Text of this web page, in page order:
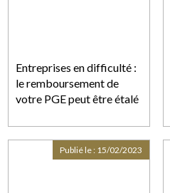
Entreprises en difficulté :
le remboursement de
votre PGE peut être étalé
Publié le : 15/02/2023